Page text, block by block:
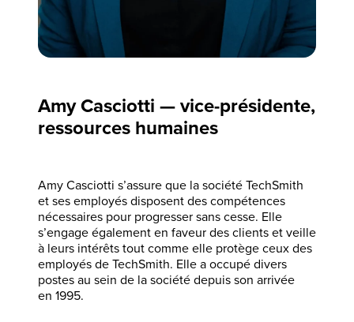
Amy Casciotti — vice-présidente,
ressources humaines
Amy Casciotti s’assure que la société TechSmith
et ses employés disposent des compétences
nécessaires pour progresser sans cesse. Elle
s’engage également en faveur des clients et veille
à leurs intérêts tout comme elle protège ceux des
employés de TechSmith. Elle a occupé divers
postes au sein de la société depuis son arrivée
en 1995.